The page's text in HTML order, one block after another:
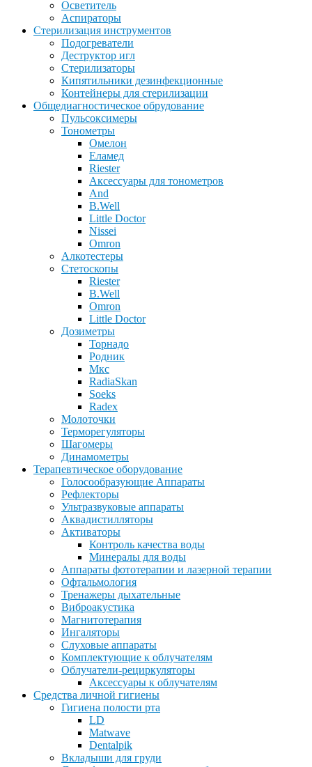
Осветитель
Аспираторы
Стерилизация инструментов
Подогреватели
Деструктор игл
Стерилизаторы
Кипятильники дезинфекционные
Контейнеры для стерилизации
Общедиагностическое обрудование
Пульсоксимеры
Тонометры
Омелон
Еламед
Riester
Аксессуары для тонометров
And
B.Well
Little Doctor
Nissei
Omron
Алкотестеры
Стетоскопы
Riester
B.Well
Omron
Little Doctor
Дозиметры
Торнадо
Родник
Мкс
RadiaSkan
Soeks
Radex
Молоточки
Терморегуляторы
Шагомеры
Динамометры
Терапевтическое оборудование
Голосообразующие Аппараты
Рефлекторы
Ультразвуковые аппараты
Аквадистилляторы
Активаторы
Контроль качества воды
Минералы для воды
Аппараты фототерапии и лазерной терапии
Офтальмология
Тренажеры дыхательные
Виброакустика
Магнитотерапия
Ингаляторы
Слуховые аппараты
Комплектующие к облучателям
Облучатели-рециркуляторы
Аксессуары к облучателям
Средства личной гигиены
Гигиена полости рта
LD
Matwave
Dentalpik
Вкладыши для груди